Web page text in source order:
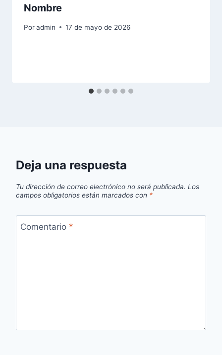
Nombre
Poradmin 17 de mayo de 2026
Deja una respuesta
Tu dirección de correo electrónico no será publicada. Los
campos obligatorios están marcados con *
Comentario *